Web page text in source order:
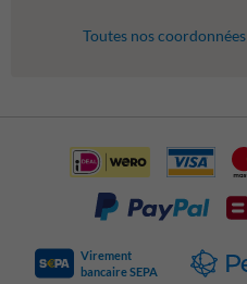
Toutes nos coordonnées
Virement
bancaire SEPA